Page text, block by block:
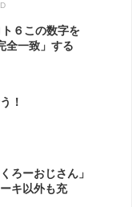
ト６この数字を
全一致」する
！
ろーおじさん」
キ以外も充